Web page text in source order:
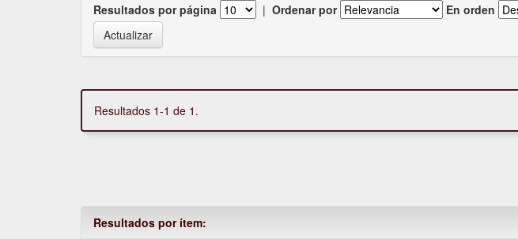
Resultados por página | Ordenar por En orden
Resultados 1-1 de 1.
Resultados por ítem: